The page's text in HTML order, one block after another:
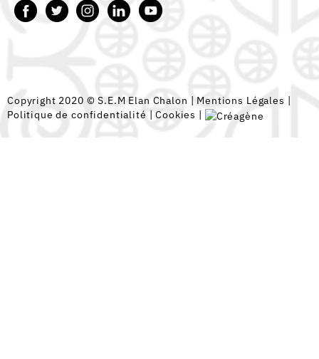
Copyright 2020 © S.E.M Elan Chalon | Mentions Légales |
Politique de confidentialité |Cookies |